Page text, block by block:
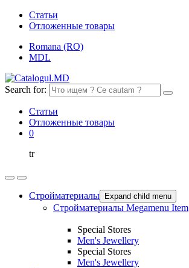
Статьи
Отложенные товары
Romana (RO)
MDL
Search for:
Статьи
Отложенные товары
0
tr
Стройматериалы Expand child menu
Стройматериалы Megamenu Item
Special Stores
Men's Jewellery
Special Stores
Men's Jewellery